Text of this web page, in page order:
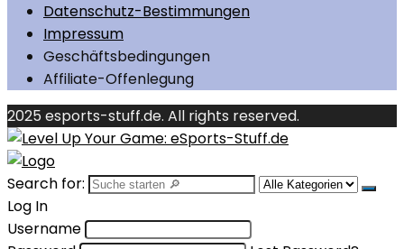
Datenschutz-Bestimmungen
Impressum
Geschäftsbedingungen
Affiliate-Offenlegung
2025 esports-stuff.de. All rights reserved.
Search for:
Log In
Username